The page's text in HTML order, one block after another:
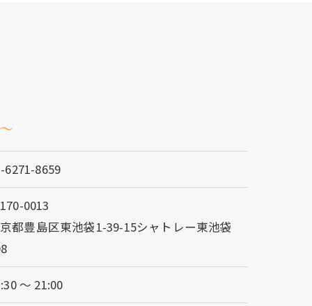
6271-8659
0013
都豊島区東池袋1-39-15シャトレー東池袋
～ 21:00